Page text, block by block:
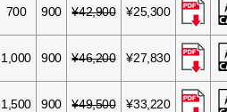
700 900 ¥42,900 ¥25,300
1,000 900 ¥46,200 ¥27,830
1,500 900 ¥49,500 ¥33,220